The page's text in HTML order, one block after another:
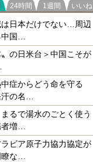
ラ
24時間 1週間 いいね
日本だけでない…周辺
国…
の日米台＞中国こそが
中症からどう命を守る
の名…
るで湯水のごとく使う
増…
ビア原子力協力協定が
な…